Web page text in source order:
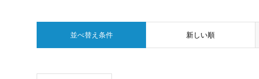
並べ替え条件 新しい順